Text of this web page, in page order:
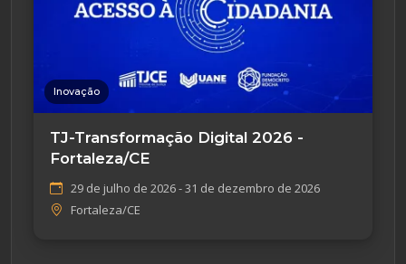
Inovação
TJ-Transformação Digital 2026 -
Fortaleza/CE
29 de julho de 2026 - 31 de dezembro de 2026
Fortaleza/CE